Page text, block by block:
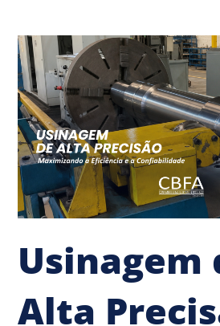
Usinagem
Alta